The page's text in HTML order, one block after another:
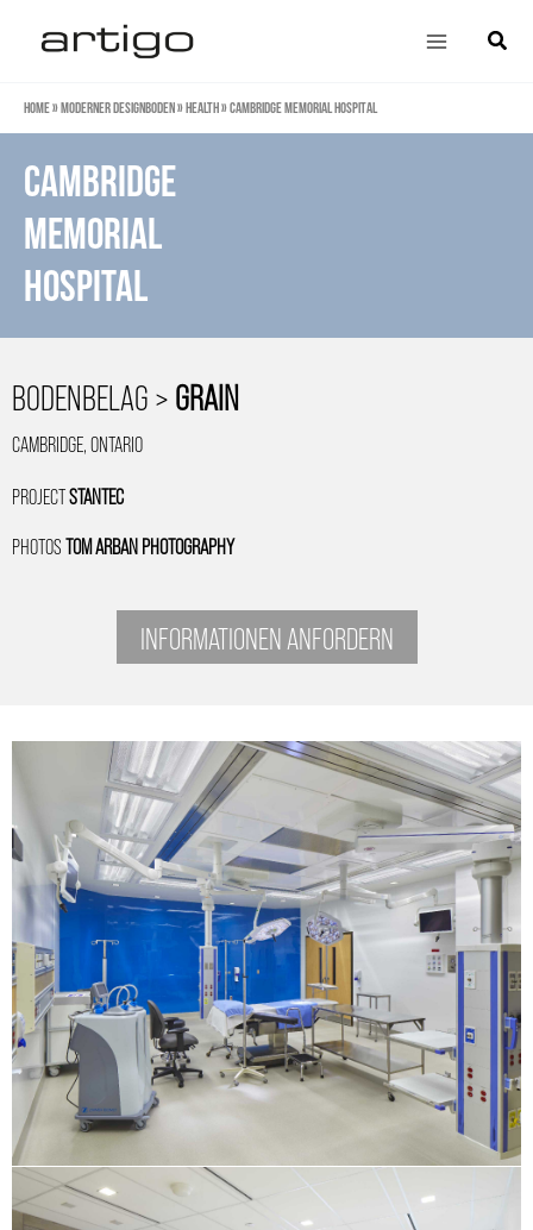
springen
Main
Suche
Home»Moderner Designboden»Health»CAMBRIDGE MEMORIAL HOSPITAL
cambridge
memorial
hospital
BODENBELAG >GRAIN
CAMBRIDGE, ONTARIO
PROJECTSTANTEC
PHOTOSTOM ARBAN PHOTOGRAPHY
INFORMATIONEN ANFORDERN